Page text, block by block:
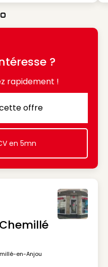
?
rapidement !
à cette offre
offre
decorative
en 5mn
en-Anjou